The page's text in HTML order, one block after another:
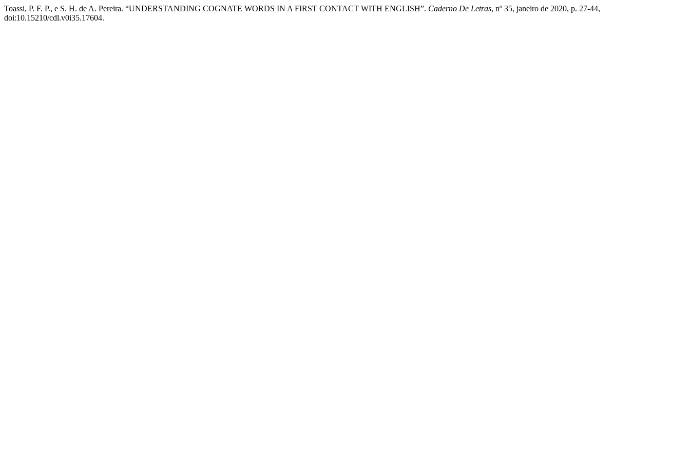
Toassi, P. F. P., e S. H. de A. Pereira. “UNDERSTANDING COGNATE WORDS IN A FIRST CONTACT WITH ENGLISH”. Caderno De Letras, nº 35, janeiro de 2020, p. 27-44,
doi:10.15210/cdl.v0i35.17604.